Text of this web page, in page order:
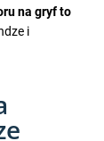
na gryf to
i